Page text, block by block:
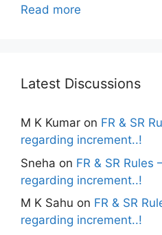
Read more
Latest Discussions
M K Kumar on FR & SR
regarding increment..!
Sneha on FR & SR Rules
regarding increment..!
M K Sahu on FR & SR
regarding increment..!